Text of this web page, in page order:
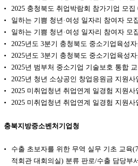
2025 충청북도 취업박람회 참가기업 모집
일하는 기쁨 청년·여성 일자리 참여자 모
일하는 기쁨 청년·여성 일자리 참여자 모
2025년도 3분기 충청북도 중소기업육성
2025년도 3분기 충청북도 중소기업육성
2025년 범부처 중소기업 기술보호 통합
2025년 청년 소상공인 창업응원금 지원사
2025 미취업청년 취업연계 일경험 지원
2025 미취업청년 취업연계 일경험 지원
충북지방중소벤처기업청
수출 초보자를 위한 무역 실무 기초 교육
적회관 대회의실) 분류 판로/수출 담당부